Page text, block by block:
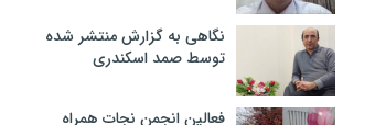
نگاهی به گزارش منتشر شده
توسط صمد اسکندری
فعالین انجمن نجات همراه